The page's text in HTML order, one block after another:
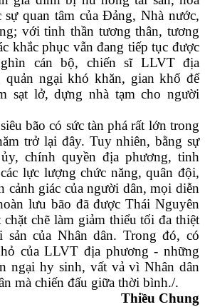
quan tâm của Đảng, Nhà nước,
với tinh thần tương thân, tương
khắc phục vẫn đang tiếp tục được
cán bộ, chiến sĩ LLVT địa
quản ngại khó khăn, gian khổ để
sạt lở, dựng nhà tạm cho người
bão có sức tàn phá rất lớn trong
trở lại đây. Tuy nhiên, bằng sự
chính quyền địa phương, tinh
lực lượng chức năng, quân đội,
cảnh giác của người dân, mọi diễn
lưu bão đã được Thái Nguyên
chẽ làm giảm thiểu tối đa thiệt
của Nhân dân. Trong đó, có
của LLVT địa phương - những
ngại hy sinh, vất vả vì Nhân dân
mà chiến đấu giữa thời bình./.
Thiều Chung